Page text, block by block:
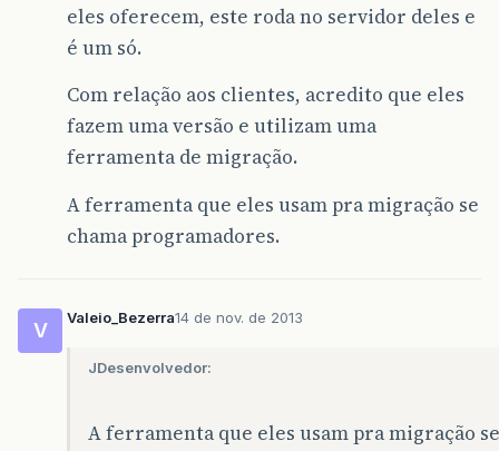
eles oferecem, este roda no servidor deles e
é um só.
Com relação aos clientes, acredito que eles
fazem uma versão e utilizam uma
ferramenta de migração.
A ferramenta que eles usam pra migração se
chama programadores.
V
Valeio_Bezerra14 de nov. de 2013
JDesenvolvedor:
A ferramenta que eles usam pra migração